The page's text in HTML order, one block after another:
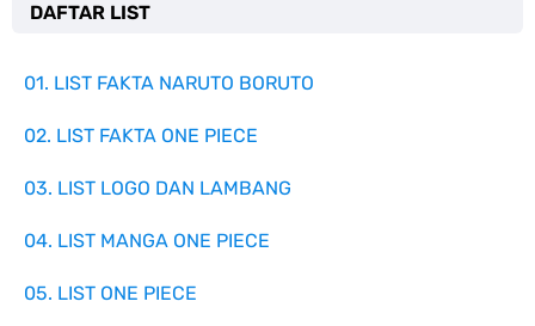
DAFTAR LIST
01. LIST FAKTA NARUTO BORUTO
02. LIST FAKTA ONE PIECE
03. LIST LOGO DAN LAMBANG
04. LIST MANGA ONE PIECE
05. LIST ONE PIECE